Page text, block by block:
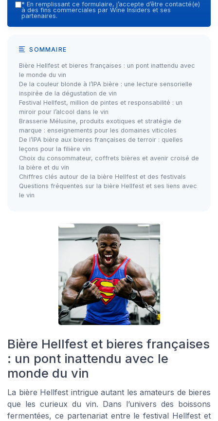
* En remplissant ce formulaire, j’accepte d’être contacté(e)
à des fins commerciales par Wine Insiders et ses
partenaires.
SOMMAIRE
Bière Hellfest et bieres françaises : un pont inattendu avec
le monde du vin
De la couleur blonde à l’IPA bière : une lecture sensorielle
inspirée de la dégustation de vin
Festival Hellfest, million de pintes et responsabilité : un
miroir pour l’alcool dans le vin
Brasserie Mélusine, produits exotiques et stratégie de
marque : enseignements pour les domaines viticoles
De l’IPA bière aux bieres françaises de terroir : quelles
leçons pour la filière vin
Choix du consommateur, coffrets bières et avenir croisé de
la bière et du vin
Chiffres clés autour de la bière Hellfest et des festivals
Questions fréquentes sur la bière Hellfest et ses liens avec
le vin
Bière Hellfest et bieres françaises
: un pont inattendu avec le
monde du vin
La bière Hellfest intrigue autant les amateurs de bieres
que les curieux du vin. Dans l’univers des boissons
fermentées, ce partenariat entre le festival Hellfest et